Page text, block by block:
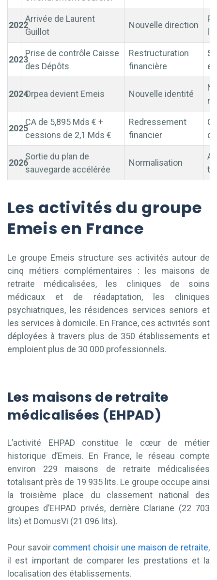
2022
Arrivée de Laurent
Guillot
Nouvelle direction
2023
Prise de contrôle Caisse
des Dépôts
Restructuration
financière
2024Orpea devient Emeis Nouvelle identité
2025
CA de 5,895 Mds € +
cessions de 2,1 Mds €
Redressement
financier
2026
Sortie du plan de
sauvegarde accélérée
Normalisation
Les activités du groupe
Emeis en France
Le groupe Emeis structure ses activités autour de
cinq métiers complémentaires : les maisons de
retraite médicalisées, les cliniques de soins
médicaux et de réadaptation, les cliniques
psychiatriques, les résidences services seniors et
les services à domicile. En France, ces activités sont
déployées à travers plus de 350 établissements et
emploient plus de 30 000 professionnels.
Les maisons de retraite
médicalisées (EHPAD)
L’activité EHPAD constitue le cœur de métier
historique d’Emeis. En France, le réseau compte
environ 229 maisons de retraite médicalisées
totalisant près de 19 935 lits. Le groupe occupe ainsi
la troisième place du classement national des
groupes d’EHPAD privés, derrière Clariane (22 703
lits) et DomusVi (21 096 lits).
Pour savoir comment choisir une maison de retraite,
il est important de comparer les prestations et la
localisation des établissements.